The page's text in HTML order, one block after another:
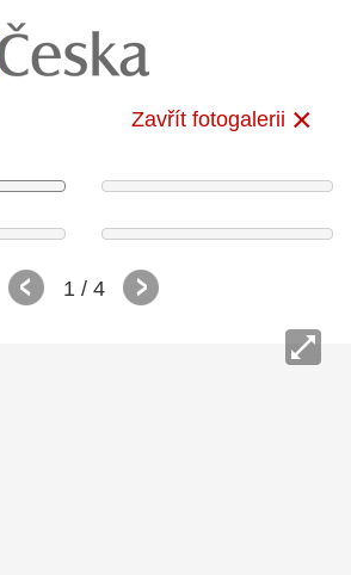
Zavřít fotogalerii
1/ 4